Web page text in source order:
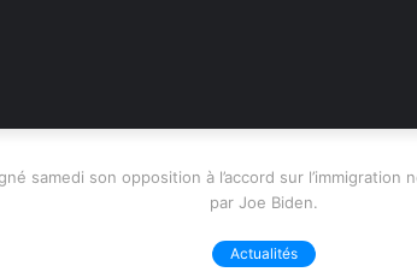
samedi son opposition à l’accord sur
par Joe Biden.
Actualités